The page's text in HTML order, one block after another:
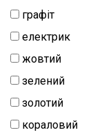
натуральний
Шиття
Штапель
Шифон
графіт
електрик
жовтий
зелений
золотий
кораловий